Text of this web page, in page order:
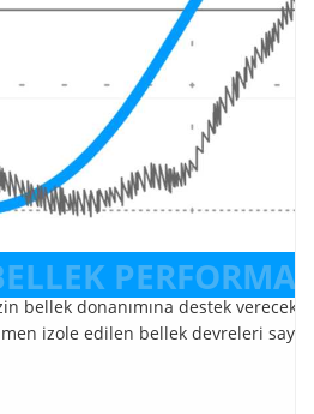
bellek donanımına destek verecek
izole edilen bellek devreleri